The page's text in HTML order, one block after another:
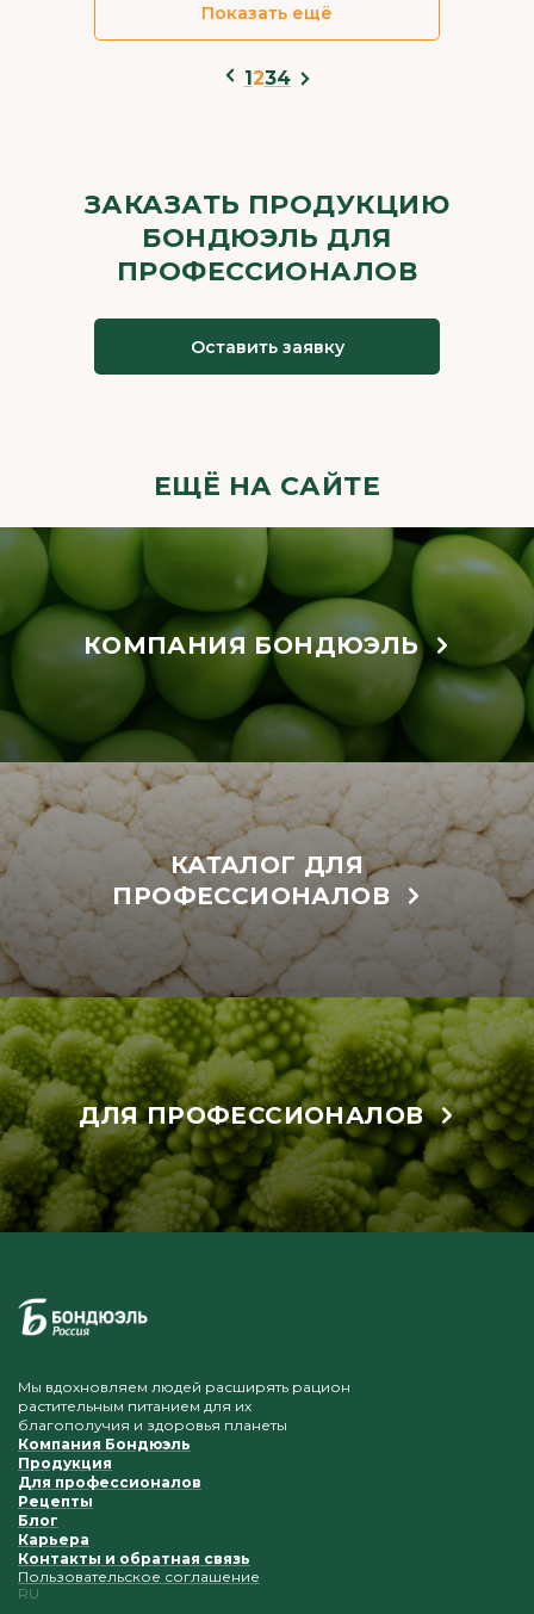
Показать ещё
1234
ЗАКАЗАТЬ ПРОДУКЦИЮ
БОНДЮЭЛЬ ДЛЯ
ПРОФЕССИОНАЛОВ
Оставить заявку
ЕЩЁ НА САЙТЕ
КОМПАНИЯ БОНДЮЭЛЬ
КАТАЛОГ ДЛЯ
ПРОФЕССИОНАЛОВ
ДЛЯ ПРОФЕССИОНАЛОВ
Мы вдохновляем людей расширять рацион
растительным питанием для их
благополучия и здоровья планеты
Компания Бондюэль
Продукция
Для профессионалов
Рецепты
Блог
Карьера
Контакты и обратная связь
Пользовательское соглашение
RU